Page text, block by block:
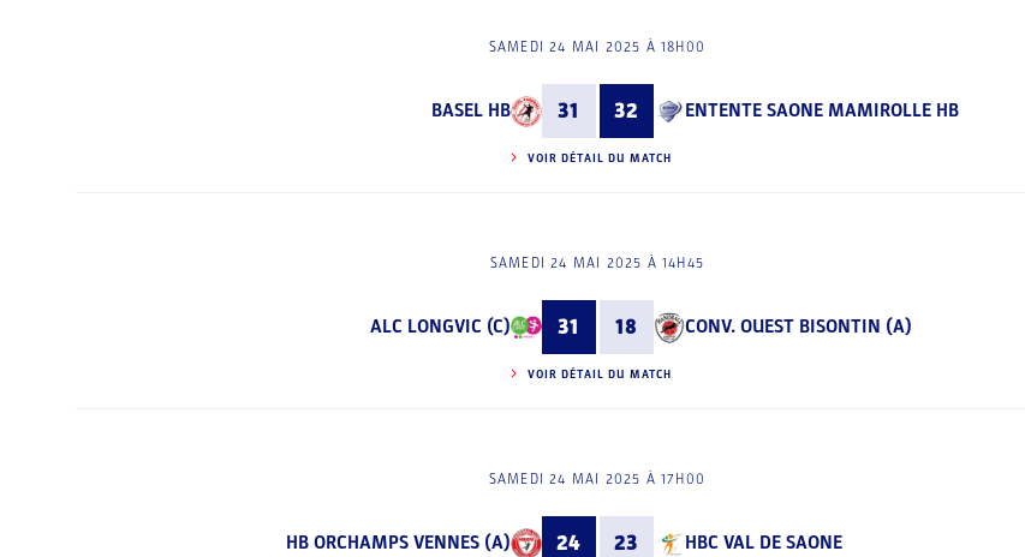
SAMEDI 24 MAI 2025 À 18H00
BASEL HB 31 32 ENTENTE SAONE MAMIROLLE HB
VOIR DÉTAIL DU MATCH
SAMEDI 24 MAI 2025 À 14H45
ALC LONGVIC (C) 31 18 CONV. OUEST BISONTIN (A)
VOIR DÉTAIL DU MATCH
SAMEDI 24 MAI 2025 À 17H00
HB ORCHAMPS VENNES (A) 24 23 HBC VAL DE SAONE